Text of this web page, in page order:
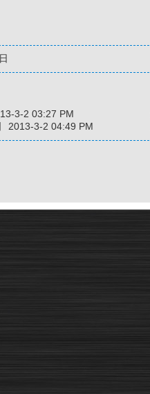
3-2 03:27 PM
2013-3-2 04:49 PM